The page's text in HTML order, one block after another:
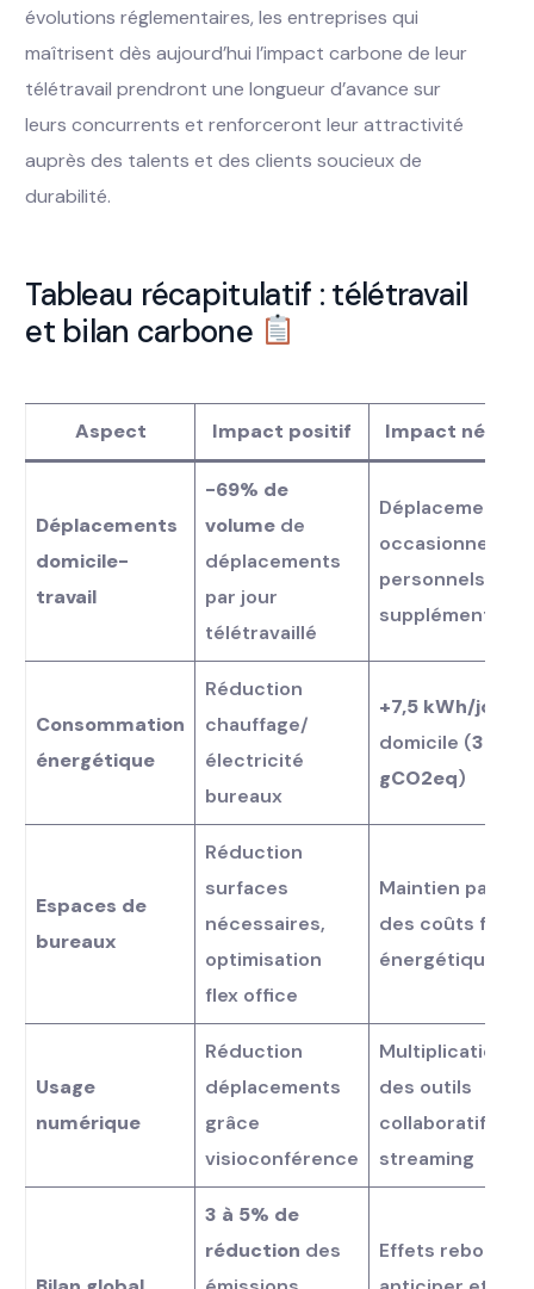
évolutions réglementaires, les entreprises qui
maîtrisent dès aujourd’hui l’impact carbone de leur
télétravail prendront une longueur d’avance sur
leurs concurrents et renforceront leur attractivité
auprès des talents et des clients soucieux de
durabilité.
Tableau récapitulatif : télétravail
et bilan carbone
Aspect Impact positif Impact négatif
Déplacements
domicile-
travail
-69% de
volume de
déplacements
par jour
télétravaillé
Déplacements
occasionnels et
personnels
Consommation
énergétique
Réduction
chauffage/
électricité
bureaux
+7,5 kWh/jour
domicile (390
gCO2eq)
Espaces de
bureaux
Réduction
surfaces
nécessaires,
optimisation
flex office
Maintien partiel
des coûts fixes
énergétiques
Usage
numérique
Réduction
déplacements
grâce
visioconférence
Multiplication
des outils
collaboratifs et
streaming
3 à 5% de
réduction des
Effets rebond à